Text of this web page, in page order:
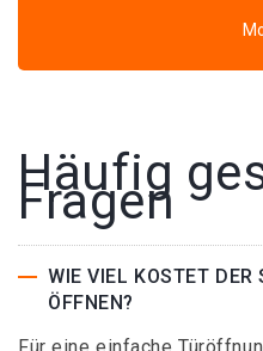
Häufig
Fragen
WIE VIEL KOSTET
ÖFFNEN?